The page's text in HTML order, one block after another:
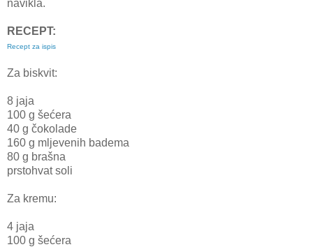
navikla.
RECEPT:
Recept za ispis
Za biskvit:
8 jaja
100 g šećera
40 g čokolade
160 g mljevenih badema
80 g brašna
prstohvat soli
Za kremu:
4 jaja
100 g šećera